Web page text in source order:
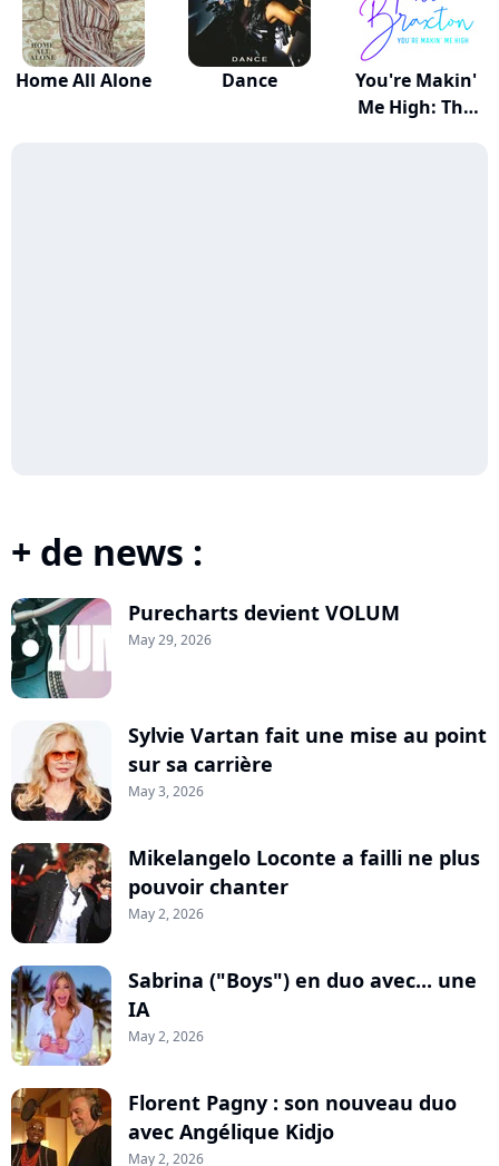
Home All Alone Dance
You're Makin'
Me High: The
+ de news :
Purecharts devient VOLUM
May 29, 2026
Sylvie Vartan fait une mise au point
sur sa carrière
May 3, 2026
Mikelangelo Loconte a failli ne plus
pouvoir chanter
May 2, 2026
Sabrina ("Boys") en duo avec... une
IA
May 2, 2026
Florent Pagny : son nouveau duo
avec Angélique Kidjo
May 2, 2026